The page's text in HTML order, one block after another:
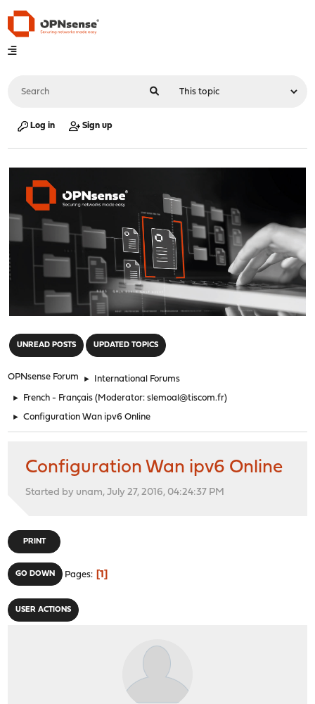
Log in Sign up
UNREAD POSTS UPDATED TOPICS
OPNsense Forum ► International Forums
► French - Français (Moderator:slemoal@tiscom.fr)
► Configuration Wan ipv6 Online
Configuration Wan ipv6 Online
Started by unam, July 27, 2016, 04:24:37 PM
PRINT
GO DOWN Pages 1
USER ACTIONS